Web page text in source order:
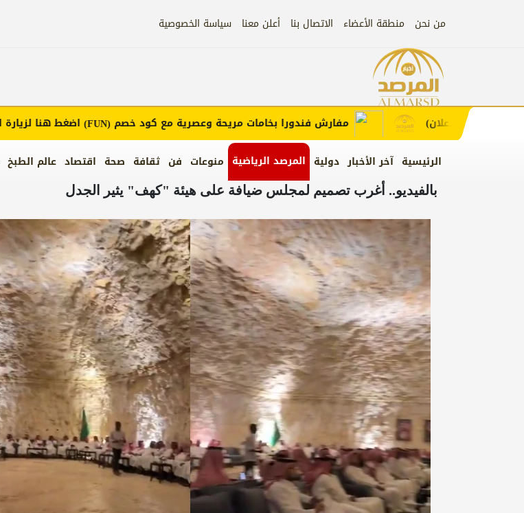
من نحن منطقة الأعضاء الاتصال بنا أعلن معنا سياسة الخصوصية
الرئيسية آخر الأخبار دولية المرصد الرياضية منوعات فن ثقافة صحة اقتصاد عالم الطبخ
مفارش فندورا بخامات مريحة وعصرية مع كود خصم (FUN) اضغط هنا لزيارة المتجر الإعلان)
بالفيديو.. أغرب تصميم لمجلس ضيافة على هيئة "كهف" يثير الجدل